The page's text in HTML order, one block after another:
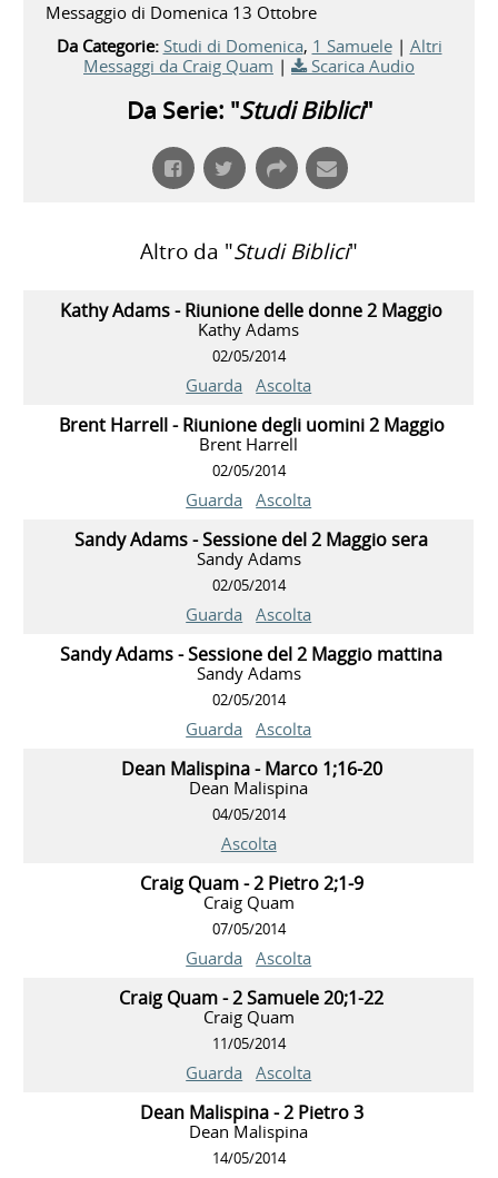
Messaggio di Domenica 13 Ottobre
Da Categorie: Studi di Domenica, 1 Samuele| Altri
Messaggi da Craig Quam | Scarica Audio
Da Serie: "Studi Biblici"
Altro da "Studi Biblici"
Kathy Adams - Riunione delle donne 2 Maggio
Kathy Adams
02/05/2014
Guarda Ascolta
Brent Harrell - Riunione degli uomini 2 Maggio
Brent Harrell
02/05/2014
Guarda Ascolta
Sandy Adams - Sessione del 2 Maggio sera
Sandy Adams
02/05/2014
Guarda Ascolta
Sandy Adams - Sessione del 2 Maggio mattina
Sandy Adams
02/05/2014
Guarda Ascolta
Dean Malispina - Marco 1;16-20
Dean Malispina
04/05/2014
Ascolta
Craig Quam - 2 Pietro 2;1-9
Craig Quam
07/05/2014
Guarda Ascolta
Craig Quam - 2 Samuele 20;1-22
Craig Quam
11/05/2014
Guarda Ascolta
Dean Malispina - 2 Pietro 3
Dean Malispina
14/05/2014